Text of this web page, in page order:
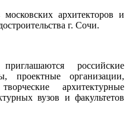
архитекторов и
г. Сочи.
российские
проектные организации,
архитектурные
вузов и факультетов